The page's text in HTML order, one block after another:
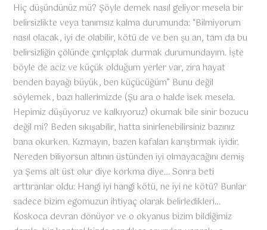
Hiç düşündünüz mü? Şöyle demek nasıl geliyor mesela bir
belirsizlikte veya tanımsız kalma durumunda: “Bilmiyorum
nasıl olacak, iyi de olabilir, kötü de ve ben şu an, tam da bu
belirsizliğin çölünde çırılçıplak durmak durumundayım. İşte
böyle de aciz ve küçük olduğum yerler var, zira hayat
benden bayağı büyük, ben küçücüğüm” Bunu değil
söylemek, bazı hallerimizde (Şu ara o halde isek mesela.
Hepimiz düşüyoruz ve kalkıyoruz) okumak bile sinir bozucu
değil mi? Beden sıkışabilir, hatta sinirlenebilirsiniz bazınız
bana okurken. Kızmayın, bazen kafaları karıştırmak iyidir.
Nereden biliyorsun altının üstünden iyi olmayacağını demiş
ya Şems alt üst olur diye korkma diye… Sonra beti
arttıranlar oldu: Hangi iyi hangi kötü, ne iyi ne kötü? Bunlar
sadece bizim egomuzun ihtiyaç olarak belirledikleri…
Koskoca devran dönüyor ve o okyanus bizim bildiğimiz